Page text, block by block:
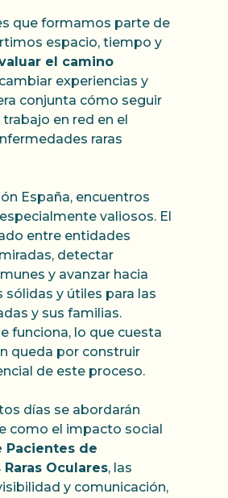
que formamos parte de
espacio, tiempo y
el camino
experiencias y
conjunta cómo seguir
en red en el
raras
España, encuentros
valiosos. El
entre entidades
detectar
y avanzar hacia
sólidas y útiles para las
y sus familias.
funciona, lo que cuesta
queda por construir
de este proceso.
días se abordarán
como el impacto social
Pacientes de
Oculares, las
y comunicación,